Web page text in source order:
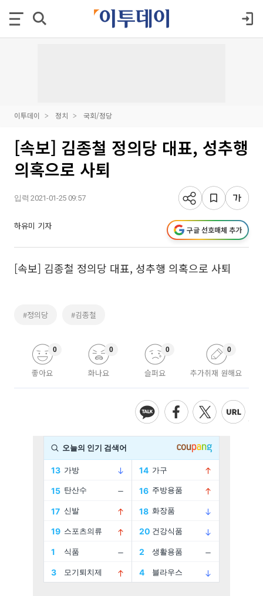
이투데이 정치 국회/정당
[속보] 김종철 정의당 대표, 성추행
의혹으로 사퇴
입력 2021-01-25 09:57
하유미 기자 구글 선호매체 추가
[속보] 김종철 정의당 대표, 성추행 의혹으로 사퇴
#정의당 #김종철
좋아요
0
화나요
0
슬퍼요
0
추가취재 원해요
0